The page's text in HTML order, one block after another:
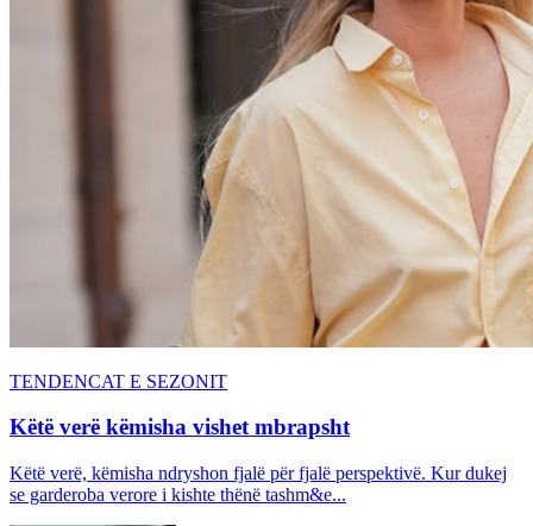
TENDENCAT E SEZONIT
Këtë verë këmisha vishet mbrapsht
Këtë verë, këmisha ndryshon fjalë për fjalë perspektivë. Kur dukej
se garderoba verore i kishte thënë tashm&e...